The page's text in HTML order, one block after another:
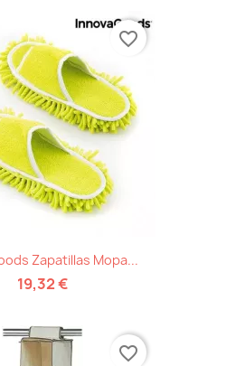
Zapatillas Mopa...
19,32 €
favorite_border
favorite_border